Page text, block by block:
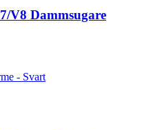
V8 Dammsugare